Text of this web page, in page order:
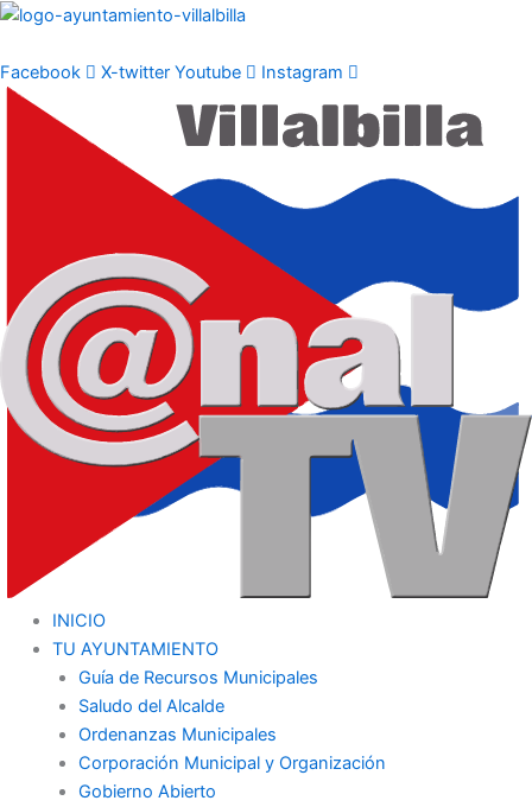
Ir
contenido
Facebook X-twitter Youtube Instagram
INICIO
TU AYUNTAMIENTO
Guía de Recursos Municipales
Saludo del Alcalde
Ordenanzas Municipales
Corporación Municipal y Organización
Gobierno Abierto